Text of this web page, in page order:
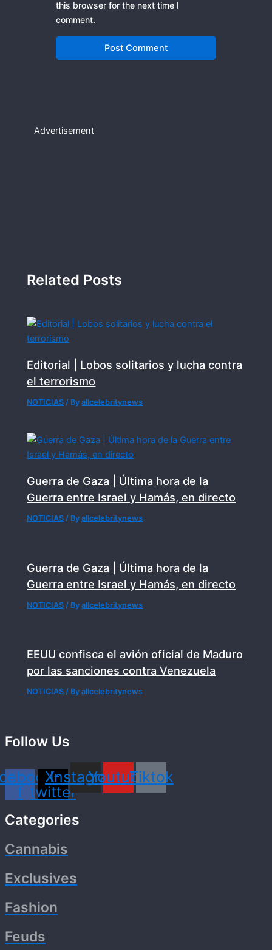
this browser for the next time I
comment.
Advertisement
Related Posts
Editorial | Lobos solitarios y lucha contra
el terrorismo
NOTICIAS / Byallcelebritynews
Guerra de Gaza | Última hora de la
Guerra entre Israel y Hamás, en directo
NOTICIAS / Byallcelebritynews
Guerra de Gaza | Última hora de la
Guerra entre Israel y Hamás, en directo
NOTICIAS / Byallcelebritynews
EEUU confisca el avión oficial de Maduro
por las sanciones contra Venezuela
NOTICIAS / Byallcelebritynews
Follow Us
f
X-
twitter
Instagram
YoutubeTiktok
Categories
Cannabis
Exclusives
Fashion
Feuds